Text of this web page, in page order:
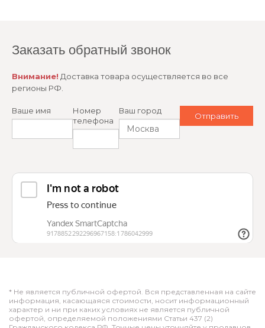
Заказать обратный звонок
Внимание! Доставка товара осуществляется во все
регионы РФ.
Ваше имя
Номер
телефона
Ваш город
* Не является публичной офертой. Вся представленная на сайте
информация, касающаяся стоимости, носит информационный
характер и ни при каких условиях не является публичной
офертой, определяемой положениями Статьи 437 (2)